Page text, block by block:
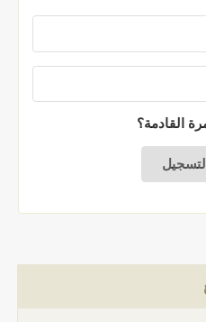
القادمة؟
التسجيل